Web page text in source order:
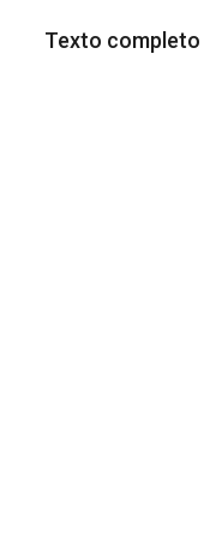
Texto completo